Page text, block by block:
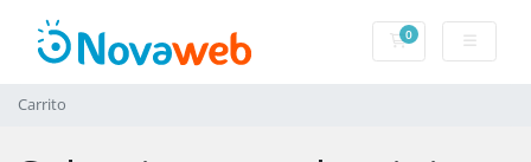
0Carrito
Carrito